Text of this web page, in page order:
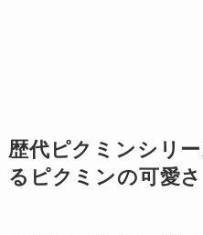
歴代ピクミンシリ
るピクミンの可愛さ